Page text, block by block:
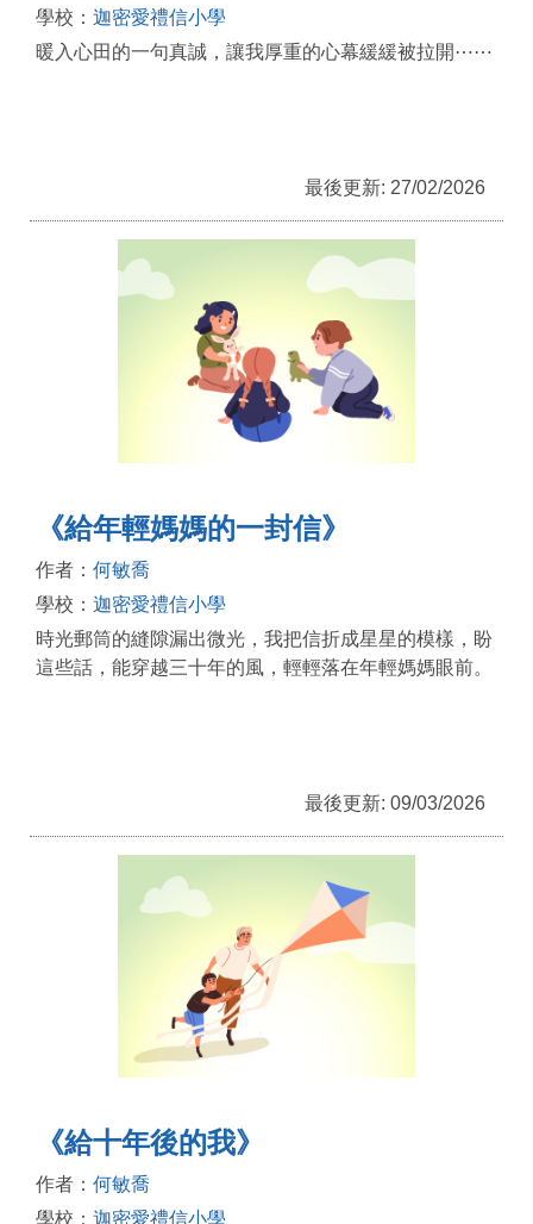
學校： 迦密愛禮信小學
暖入心田的一句真誠，讓我厚重的心幕緩緩被拉開⋯⋯
最後更新: 27/02/2026
《給年輕媽媽的一封信》
作者： 何敏喬
學校： 迦密愛禮信小學
時光郵筒的縫隙漏出微光，我把信折成星星的模樣，盼
這些話，能穿越三十年的風，輕輕落在年輕媽媽眼前。
最後更新: 09/03/2026
《給十年後的我》
作者： 何敏喬
學校： 迦密愛禮信小學